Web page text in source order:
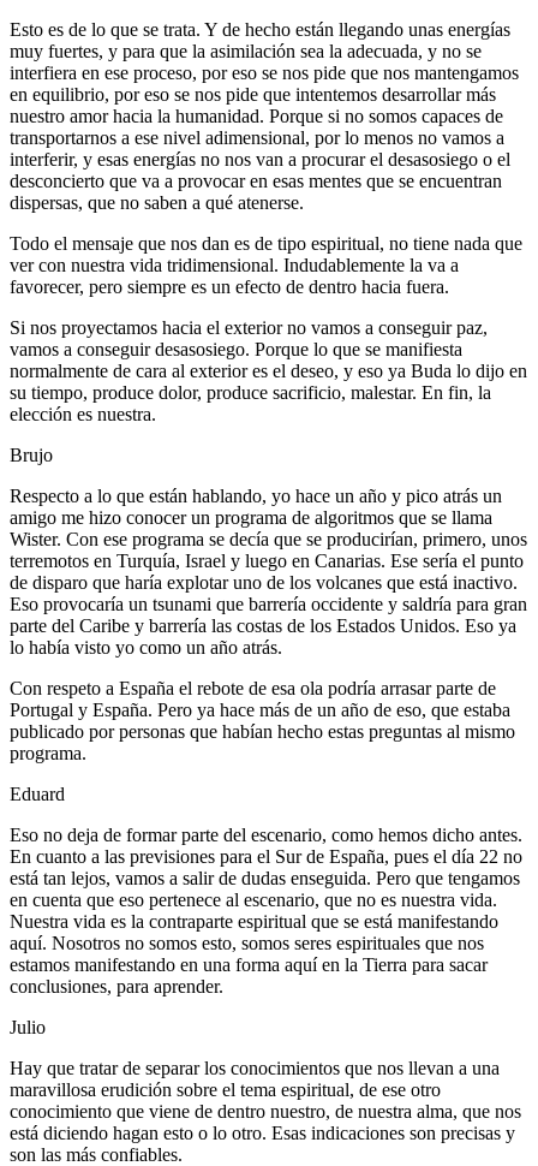
Esto es de lo que se trata. Y de hecho están llegando unas energías
muy fuertes, y para que la asimilación sea la adecuada, y no se
interfiera en ese proceso, por eso se nos pide que nos mantengamos
en equilibrio, por eso se nos pide que intentemos desarrollar más
nuestro amor hacia la humanidad. Porque si no somos capaces de
transportarnos a ese nivel adimensional, por lo menos no vamos a
interferir, y esas energías no nos van a procurar el desasosiego o el
desconcierto que va a provocar en esas mentes que se encuentran
dispersas, que no saben a qué atenerse.
Todo el mensaje que nos dan es de tipo espiritual, no tiene nada que
ver con nuestra vida tridimensional. Indudablemente la va a
favorecer, pero siempre es un efecto de dentro hacia fuera.
Si nos proyectamos hacia el exterior no vamos a conseguir paz,
vamos a conseguir desasosiego. Porque lo que se manifiesta
normalmente de cara al exterior es el deseo, y eso ya Buda lo dijo en
su tiempo, produce dolor, produce sacrificio, malestar. En fin, la
elección es nuestra.
Brujo
Respecto a lo que están hablando, yo hace un año y pico atrás un
amigo me hizo conocer un programa de algoritmos que se llama
Wister. Con ese programa se decía que se producirían, primero, unos
terremotos en Turquía, Israel y luego en Canarias. Ese sería el punto
de disparo que haría explotar uno de los volcanes que está inactivo.
Eso provocaría un tsunami que barrería occidente y saldría para gran
parte del Caribe y barrería las costas de los Estados Unidos. Eso ya
lo había visto yo como un año atrás.
Con respeto a España el rebote de esa ola podría arrasar parte de
Portugal y España. Pero ya hace más de un año de eso, que estaba
publicado por personas que habían hecho estas preguntas al mismo
programa.
Eduard
Eso no deja de formar parte del escenario, como hemos dicho antes.
En cuanto a las previsiones para el Sur de España, pues el día 22 no
está tan lejos, vamos a salir de dudas enseguida. Pero que tengamos
en cuenta que eso pertenece al escenario, que no es nuestra vida.
Nuestra vida es la contraparte espiritual que se está manifestando
aquí. Nosotros no somos esto, somos seres espirituales que nos
estamos manifestando en una forma aquí en la Tierra para sacar
conclusiones, para aprender.
Julio
Hay que tratar de separar los conocimientos que nos llevan a una
maravillosa erudición sobre el tema espiritual, de ese otro
conocimiento que viene de dentro nuestro, de nuestra alma, que nos
está diciendo hagan esto o lo otro. Esas indicaciones son precisas y
son las más confiables.